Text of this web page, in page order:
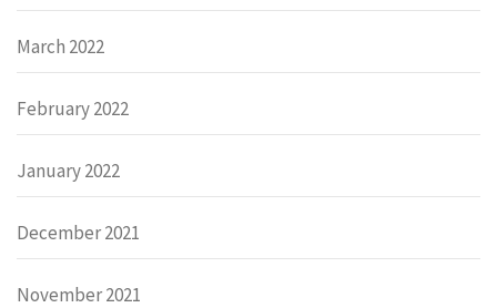
March 2022
February 2022
January 2022
December 2021
November 2021